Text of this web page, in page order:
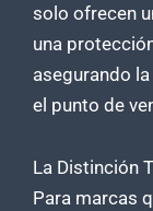
solo ofrecen
una
asegurando
el punto de
La Distinción
Para marcas